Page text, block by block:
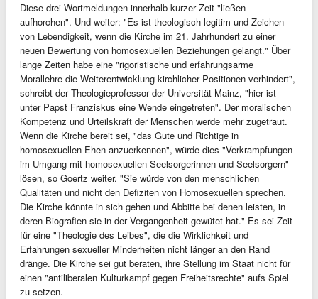
Diese drei Wortmeldungen innerhalb kurzer Zeit "ließen
aufhorchen". Und weiter: "Es ist theologisch legitim und Zeichen
von Lebendigkeit, wenn die Kirche im 21. Jahrhundert zu einer
neuen Bewertung von homosexuellen Beziehungen gelangt." Über
lange Zeiten habe eine "rigoristische und erfahrungsarme
Morallehre die Weiterentwicklung kirchlicher Positionen verhindert",
schreibt der Theologieprofessor der Universität Mainz, "hier ist
unter Papst Franziskus eine Wende eingetreten". Der moralischen
Kompetenz und Urteilskraft der Menschen werde mehr zugetraut.
Wenn die Kirche bereit sei, "das Gute und Richtige in
homosexuellen Ehen anzuerkennen", würde dies "Verkrampfungen
im Umgang mit homosexuellen Seelsorgerinnen und Seelsorgern"
lösen, so Goertz weiter. "Sie würde von den menschlichen
Qualitäten und nicht den Defiziten von Homosexuellen sprechen.
Die Kirche könnte in sich gehen und Abbitte bei denen leisten, in
deren Biografien sie in der Vergangenheit gewütet hat." Es sei Zeit
für eine "Theologie des Leibes", die die Wirklichkeit und
Erfahrungen sexueller Minderheiten nicht länger an den Rand
dränge. Die Kirche sei gut beraten, ihre Stellung im Staat nicht für
einen "antiliberalen Kulturkampf gegen Freiheitsrechte" aufs Spiel
zu setzen.